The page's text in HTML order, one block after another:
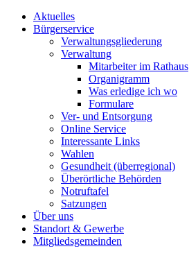
Aktuelles
Bürgerservice
Verwaltungsgliederung
Verwaltung
Mitarbeiter im Rathaus
Organigramm
Was erledige ich wo
Formulare
Ver- und Entsorgung
Online Service
Interessante Links
Wahlen
Gesundheit (überregional)
Überörtliche Behörden
Notruftafel
Satzungen
Über uns
Standort & Gewerbe
Mitgliedsgemeinden